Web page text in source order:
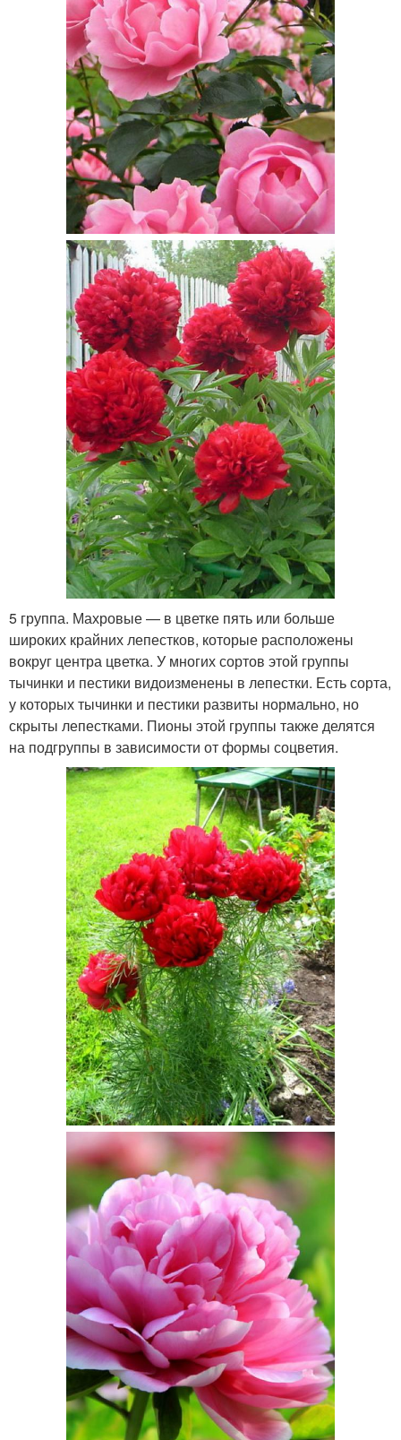
5 группа. Махровые — в цветке пять или больше
широких крайних лепестков, которые расположены
вокруг центра цветка. У многих сортов этой группы
тычинки и пестики видоизменены в лепестки. Есть сорта,
у которых тычинки и пестики развиты нормально, но
скрыты лепестками. Пионы этой группы также делятся
на подгруппы в зависимости от формы соцветия.